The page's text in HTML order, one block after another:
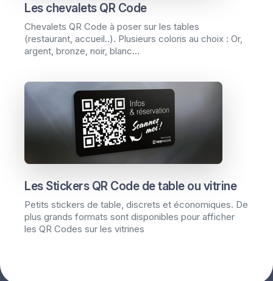
Les chevalets QR Code
Chevalets QR Code à poser sur les tables
(restaurant, accueil..). Plusieurs coloris au choix : Or,
argent, bronze, noir, blanc...
Les Stickers QR Code de table ou vitrine
Petits stickers de table, discrets et économiques. De
plus grands formats sont disponibles pour afficher
les QR Codes sur les vitrines